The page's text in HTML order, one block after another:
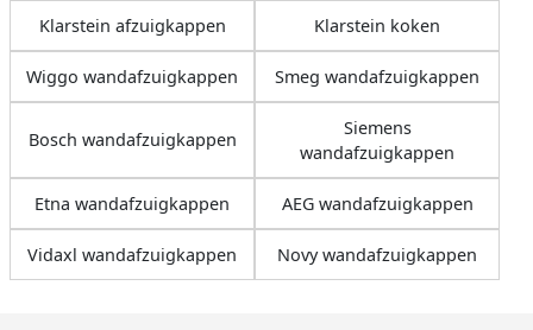
Klarstein afzuigkappen Klarstein koken
Wiggo wandafzuigkappen Smeg wandafzuigkappen
Bosch wandafzuigkappen
Siemens
wandafzuigkappen
Etna wandafzuigkappen AEG wandafzuigkappen
Vidaxl wandafzuigkappen Novy wandafzuigkappen